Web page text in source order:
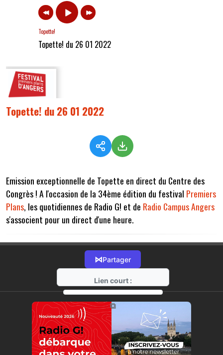
Topette!
Topette! du 26 01 2022
Topette! du 26 01 2022
Emission exceptionnelle de Topette en direct du Centre des
Congrès ! A l'occasion de la 34ème édition du festival Premiers
Plans, les quotidiennes de Radio G! et de Radio Campus Angers
s'associent pour un direct d'une heure.
⋈Partager
Lien court :
https://radio-g.fr?7504
⧉